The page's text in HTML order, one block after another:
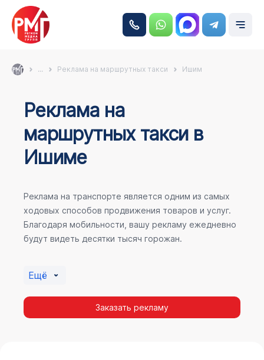
... Реклама на маршрутных такси Ишим
Реклама на
маршрутных такси в
Ишиме
Реклама на транспорте является одним из самых
ходовых способов продвижения товаров и услуг.
Благодаря мобильности, вашу рекламу ежедневно
будут видеть десятки тысяч горожан.
Ещё
Заказать рекламу